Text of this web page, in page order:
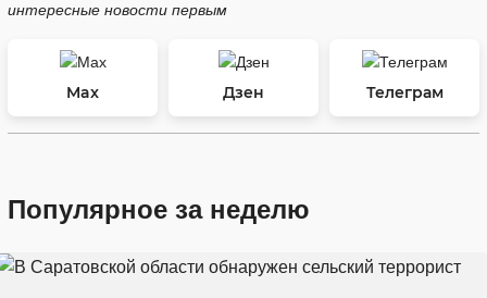
интересные новости первым
Max Дзен Телеграм
Популярное за неделю